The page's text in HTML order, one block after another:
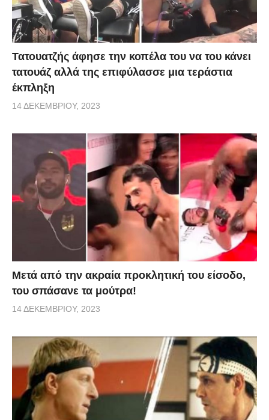
Τατουατζής άφησε την κοπέλα του να του κάνει
τατουάζ αλλά της επιφύλασσε μια τεράστια
έκπληξη
14 ΔΕΚΕΜΒΡΊΟΥ, 2023
Μετά από την ακραία προκλητική του είσοδο,
του σπάσανε τα μούτρα!
14 ΔΕΚΕΜΒΡΊΟΥ, 2023